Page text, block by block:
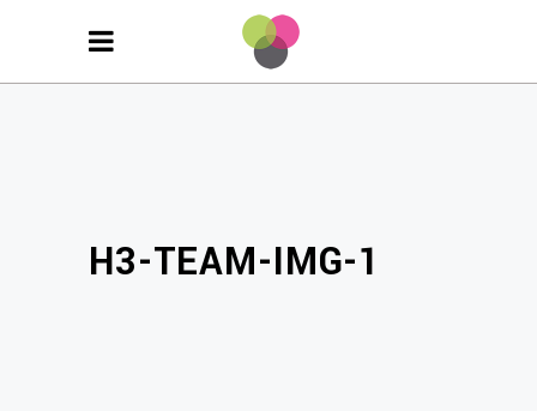
H3-TEAM-IMG-1